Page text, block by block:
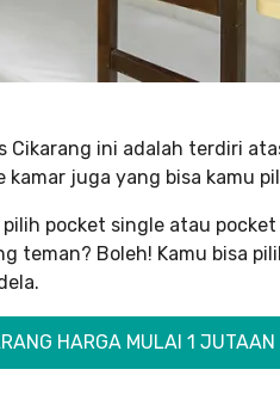
Cikarang ini adalah terdiri
kamar juga yang bisa kamu
pocket single atau
teman? Boleh! Kamu bisa
HARGA MULAI 1